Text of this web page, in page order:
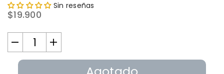
Sin reseñas
Precio
habitual
$19.900